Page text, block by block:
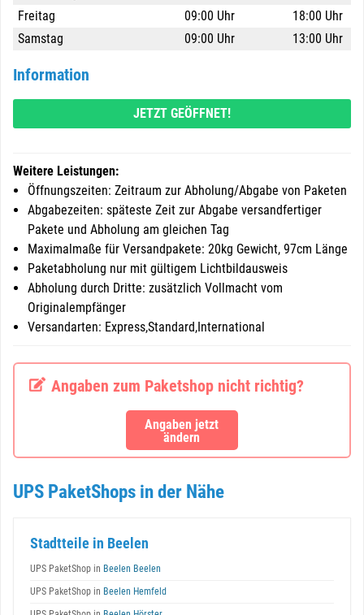
Freitag
09:00 Uhr
18:00 Uhr
Samstag
09:00 Uhr 13:00 Uhr
Information
JETZT GEÖFFNET!
Weitere Leistungen:
Öffnungszeiten: Zeitraum zur Abholung/Abgabe von Paketen
Abgabezeiten: späteste Zeit zur Abgabe versandfertiger
Pakete und Abholung am gleichen Tag
Maximalmaße für Versandpakete: 20kg Gewicht, 97cm Länge
Paketabholung nur mit gültigem Lichtbildausweis
Abholung durch Dritte: zusätzlich Vollmacht vom
Originalempfänger
Versandarten: Express,Standard,International
Angaben zum Paketshop nicht richtig?
Angaben jetzt
ändern
UPS PaketShops in der Nähe
Stadtteile in Beelen
UPS PaketShop in Beelen Beelen
UPS PaketShop in Beelen Hemfeld